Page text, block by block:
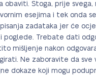
obaviti. Stoga, prije svega,
esejima i tek onda
zadataka jer će
poglede. Trebate dati
mišljenje nakon
Ne zaboravite da sve
dokaze koji mogu